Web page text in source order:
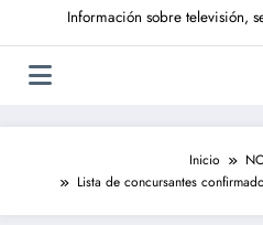
Información sobre televisión,
Inicio
Lista de concursantes